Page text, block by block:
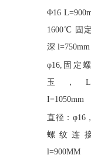
Φ16
1600℃ 固
深 l=750mm
φ16,固定
玉，
I=1050mm
直径： φ16
螺纹连
l=900MM